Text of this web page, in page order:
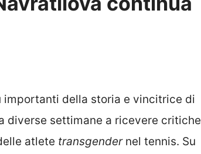
della storia e vincitrice di
diverse settimane a ricevere critiche
atlete transgendernel tennis. Su